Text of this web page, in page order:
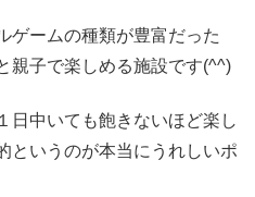
ゲームの種類が豊富だった
親子で楽しめる施設です(^^)
日中いても飽きないほど楽し
というのが本当にうれしいポ